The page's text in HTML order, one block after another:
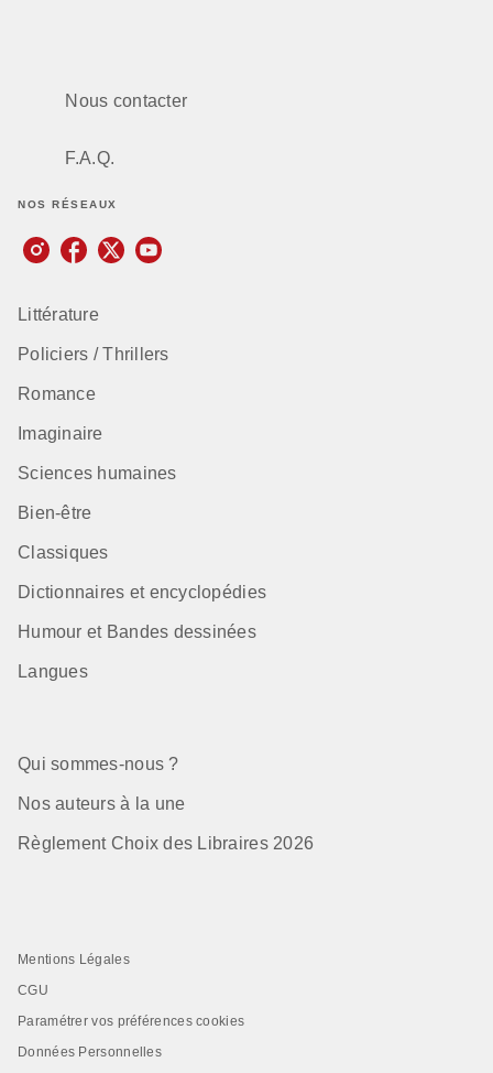
Nous contacter
F.A.Q.
NOS RÉSEAUX
Littérature
Policiers / Thrillers
Romance
Imaginaire
Sciences humaines
Bien-être
Classiques
Dictionnaires et encyclopédies
Humour et Bandes dessinées
Langues
Qui sommes-nous ?
Nos auteurs à la une
Règlement Choix des Libraires 2026
Mentions Légales
CGU
Paramétrer vos préférences cookies
Données Personnelles